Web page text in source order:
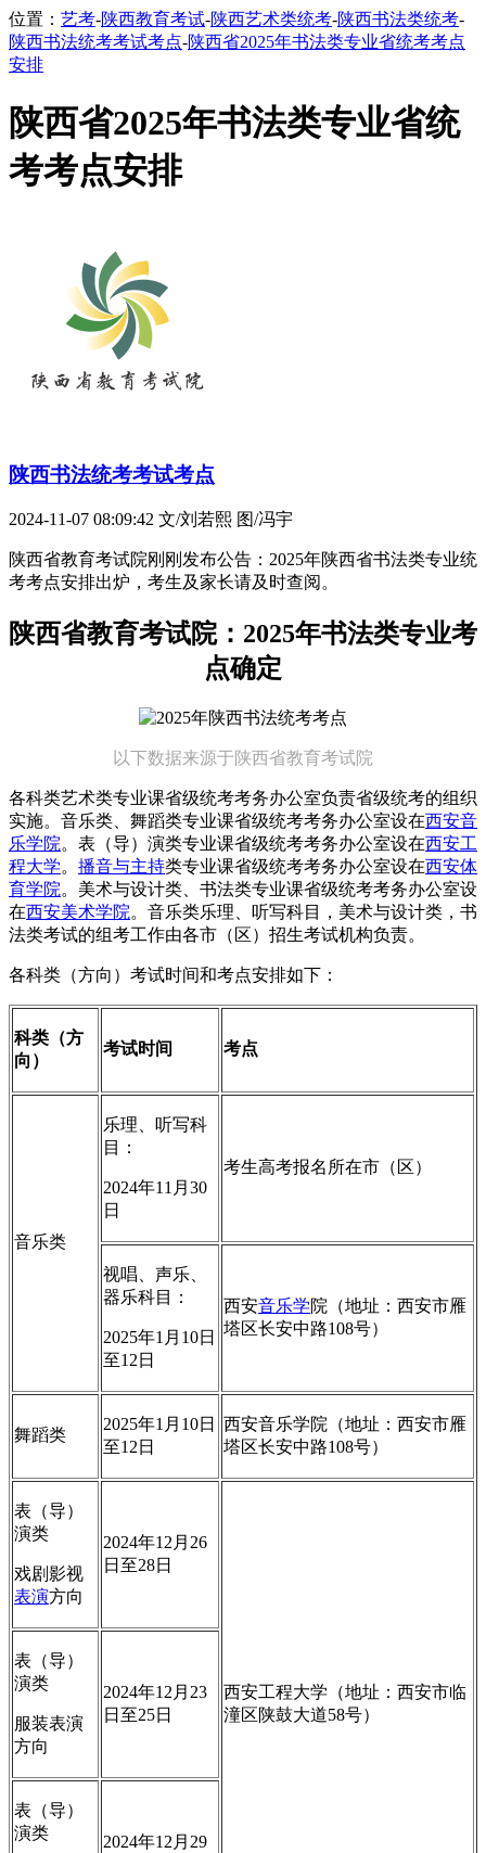
位置： 艺考-陕西教育考试-陕西艺术类统考-陕西书法类统考-
陕西书法统考考试考点-陕西省2025年书法类专业省统考考点
安排
陕西省2025年书法类专业省统
考考点安排
陕西书法统考考试考点
2024-11-07 08:09:42 文/刘若熙 图/冯宇
陕西省教育考试院刚刚发布公告：2025年陕西省书法类专业统
考考点安排出炉，考生及家长请及时查阅。
陕西省教育考试院：2025年书法类专业考
点确定
以下数据来源于陕西省教育考试院
各科类艺术类专业课省级统考考务办公室负责省级统考的组织
实施。音乐类、舞蹈类专业课省级统考考务办公室设在西安音
乐学院。表（导）演类专业课省级统考考务办公室设在西安工
程大学。 播音与主持类专业课省级统考考务办公室设在西安体
育学院。美术与设计类、书法类专业课省级统考考务办公室设
在西安美术学院。音乐类乐理、听写科目，美术与设计类，书
法类考试的组考工作由各市（区）招生考试机构负责。
各科类（方向）考试时间和考点安排如下：
科类（方
向）
考试时间 考点
音乐类
乐理、听写科
目：
2024年11月30
日
考生高考报名所在市（区）
视唱、声乐、
器乐科目：
2025年1月10日
至12日
西安音乐学院（地址：西安市雁
塔区长安中路108号）
舞蹈类
2025年1月10日
至12日
西安音乐学院（地址：西安市雁
塔区长安中路108号）
表（导）
演类
戏剧影视
表演方向
2024年12月26
日至28日
西安工程大学（地址：西安市临
潼区陕鼓大道58号）
表（导）
演类
服装表演
方向
2024年12月23
日至25日
表（导）
演类
2024年12月29